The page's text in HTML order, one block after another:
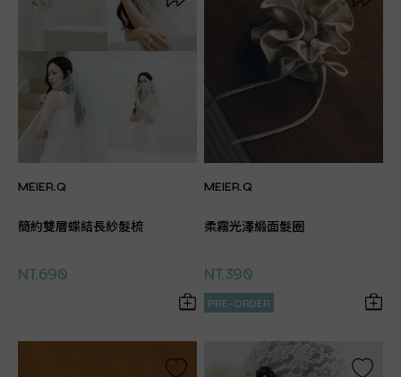
MEIER.Q
簡約雙層蝶結長紗髮梳
NT.690
MEIER.Q
柔霧光澤緞面髮圈
NT.390
PRE-ORDER